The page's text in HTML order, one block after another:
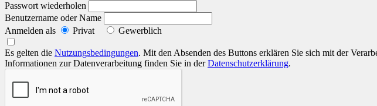
Passwort wiederholen
Benutzername oder Name
Anmelden als
Privat Gewerblich
Es gelten die Nutzungsbedingungen. Mit den Absenden des Buttons erklären Sie sich mit der
Informationen zur Datenverarbeitung finden Sie in derDatenschutzerklärung.